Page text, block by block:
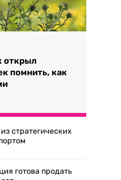
открыл
помнить, как
стратегических
готова продать